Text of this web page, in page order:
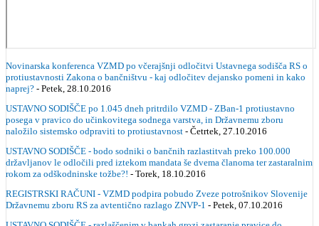
Novinarska konferenca VZMD po včerajšnji odločitvi Ustavnega sodišča RS o
protiustavnosti Zakona o bančništvu - kaj odločitev dejansko pomeni in kako
naprej? - Petek, 28.10.2016
USTAVNO SODIŠČE po 1.045 dneh pritrdilo VZMD - ZBan-1 protiustavno
posega v pravico do učinkovitega sodnega varstva, in Državnemu zboru
naložilo sistemsko odpraviti to protiustavnost - Četrtek, 27.10.2016
USTAVNO SODIŠČE - bodo sodniki o bančnih razlastitvah preko 100.000
državljanov le odločili pred iztekom mandata še dvema članoma ter zastaralnim
rokom za odškodninske tožbe?! - Torek, 18.10.2016
REGISTRSKI RAČUNI - VZMD podpira pobudo Zveze potrošnikov Slovenije
Državnemu zboru RS za avtentično razlago ZNVP-1 - Petek, 07.10.2016